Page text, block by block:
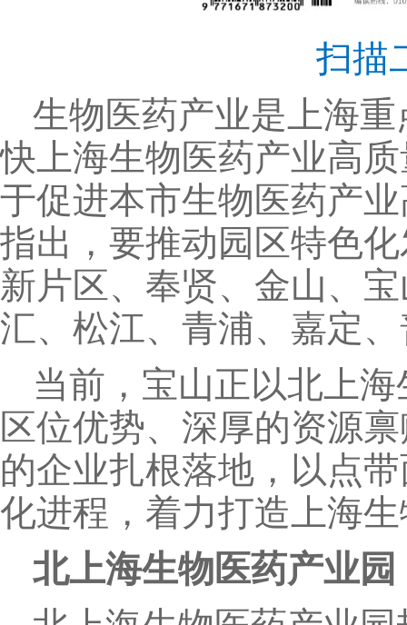
扫描
生物医药产业是上海
快上海生物医药产业高
于促进本市生物医药产
指出，要推动园区特色
新片区、奉贤、金山、
汇、松江、青浦、嘉定
当前，宝山正以北上
区位优势、深厚的资源
的企业扎根落地，以点
化进程，着力打造上海
北上海生物医药产业园